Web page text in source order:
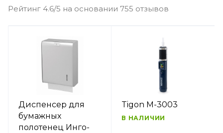
Рейтинг 4.6/5 на основании 755 отзывов
Диспенсер для
бумажных
полотенец Инго-
Tigon M-3003
В НАЛИЧИИ